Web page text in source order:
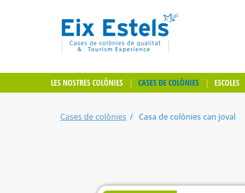
LES NOSTRES COLÒNIES
CASES DE COLÒNIES ESCOLES
Cases de colònies Casa de colònies can joval